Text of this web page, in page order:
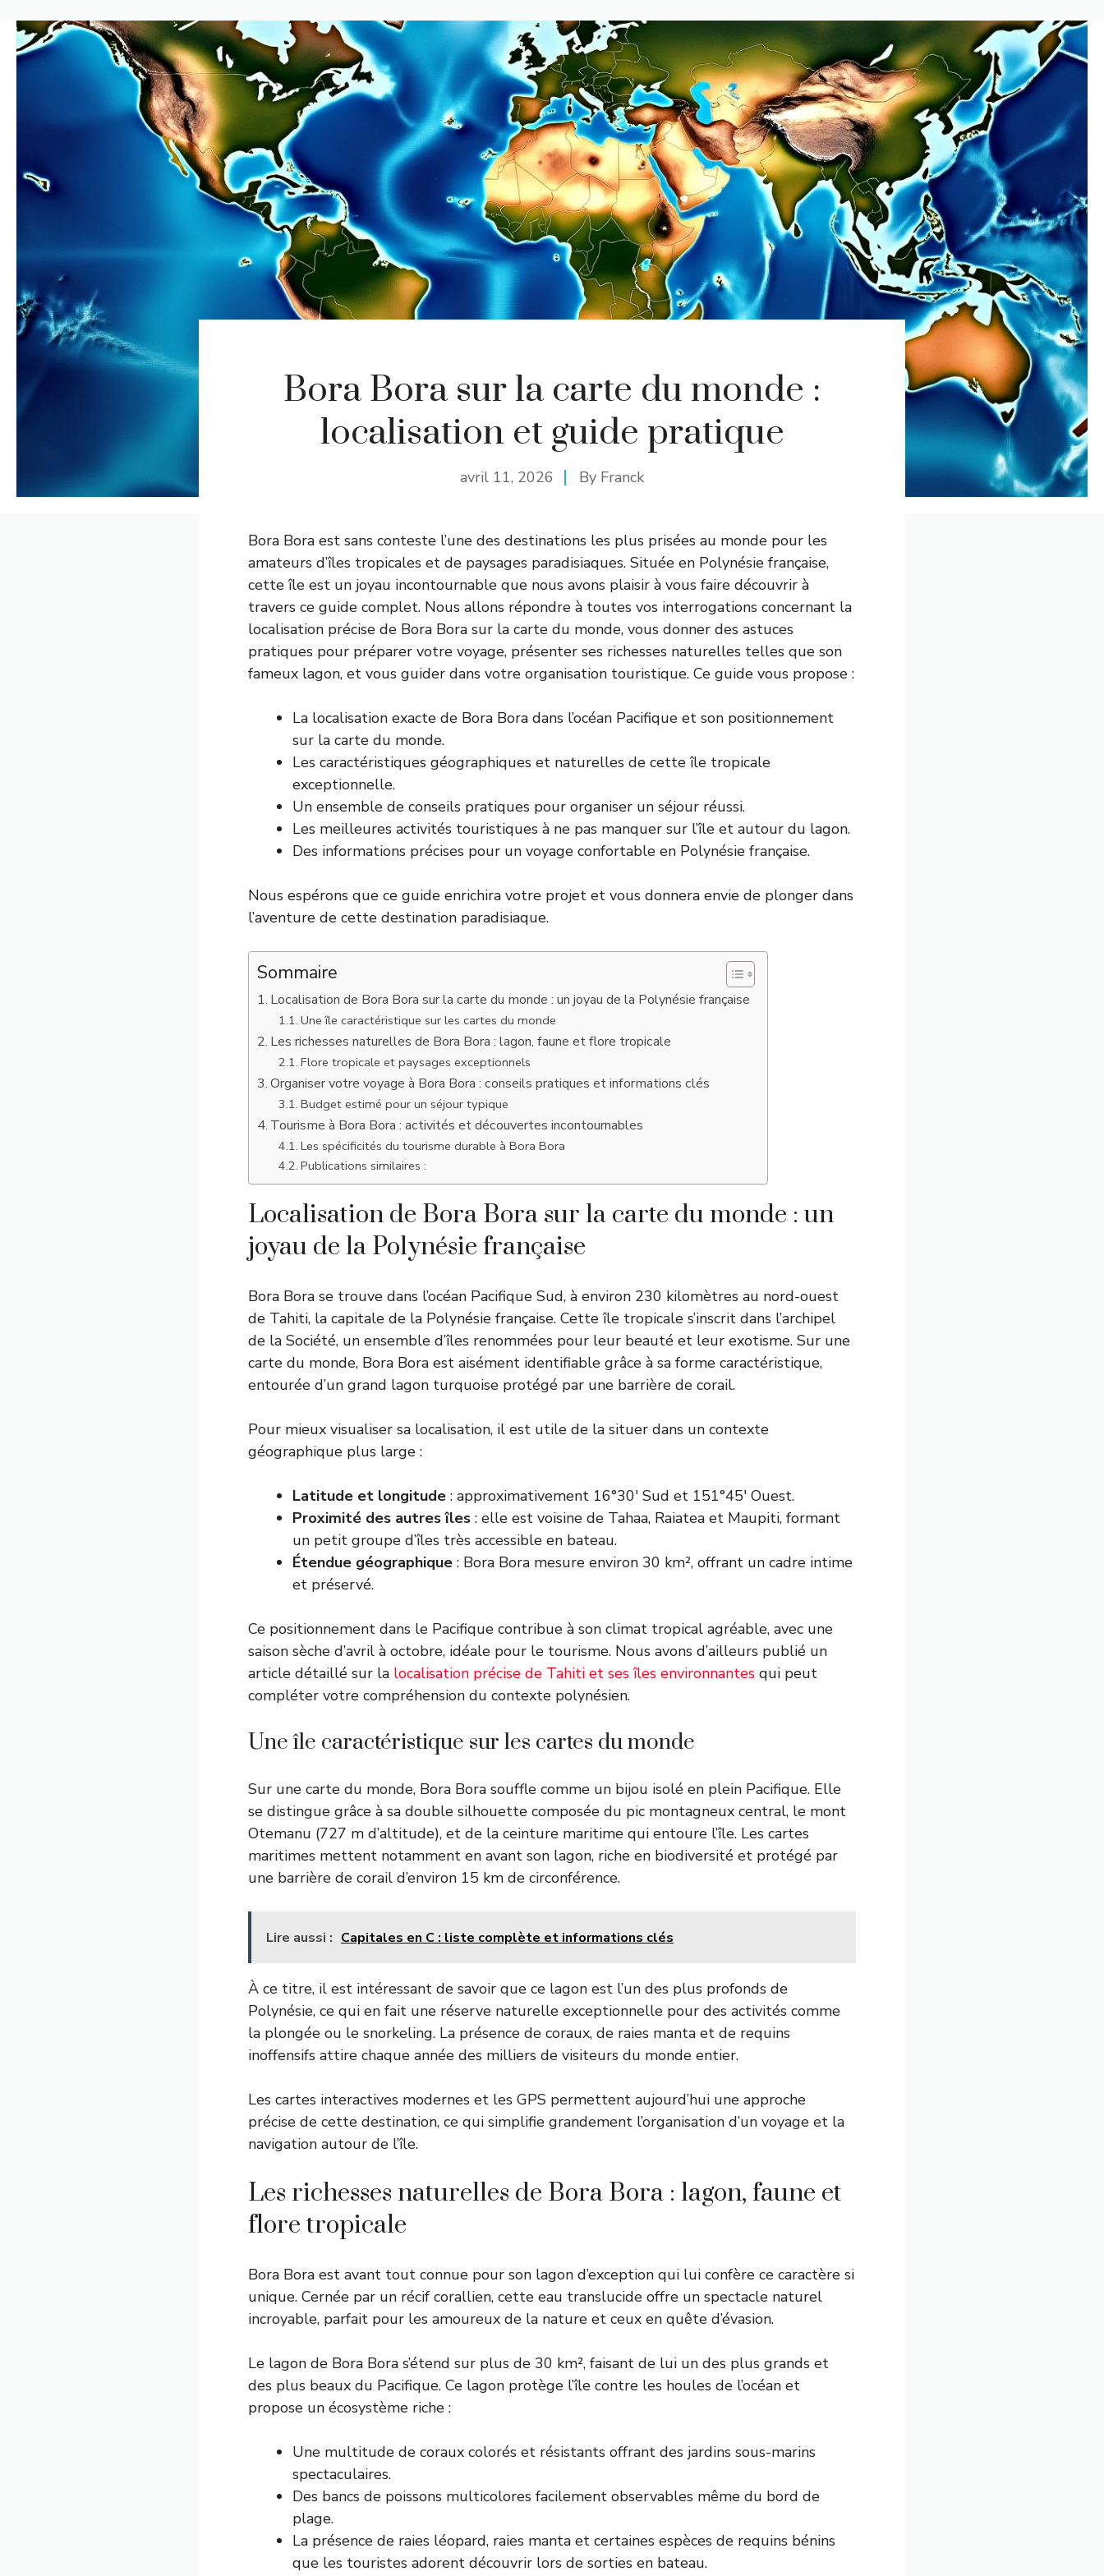
Bora Bora sur la carte du monde :
localisation et guide pratique
avril 11, 2026 By Franck
Bora Bora est sans conteste l’une des destinations les plus prisées au monde pour les
amateurs d’îles tropicales et de paysages paradisiaques. Située en Polynésie française,
cette île est un joyau incontournable que nous avons plaisir à vous faire découvrir à
travers ce guide complet. Nous allons répondre à toutes vos interrogations concernant la
localisation précise de Bora Bora sur la carte du monde, vous donner des astuces
pratiques pour préparer votre voyage, présenter ses richesses naturelles telles que son
fameux lagon, et vous guider dans votre organisation touristique. Ce guide vous propose :
La localisation exacte de Bora Bora dans l’océan Pacifique et son positionnement
sur la carte du monde.
Les caractéristiques géographiques et naturelles de cette île tropicale
exceptionnelle.
Un ensemble de conseils pratiques pour organiser un séjour réussi.
Les meilleures activités touristiques à ne pas manquer sur l’île et autour du lagon.
Des informations précises pour un voyage confortable en Polynésie française.
Nous espérons que ce guide enrichira votre projet et vous donnera envie de plonger dans
l’aventure de cette destination paradisiaque.
Sommaire
Localisation de Bora Bora sur la carte du monde : un joyau de la Polynésie française
Une île caractéristique sur les cartes du monde
Les richesses naturelles de Bora Bora : lagon, faune et flore tropicale
Flore tropicale et paysages exceptionnels
Organiser votre voyage à Bora Bora : conseils pratiques et informations clés
Budget estimé pour un séjour typique
Tourisme à Bora Bora : activités et découvertes incontournables
Les spécificités du tourisme durable à Bora Bora
Publications similaires :
Localisation de Bora Bora sur la carte du monde : un
joyau de la Polynésie française
Bora Bora se trouve dans l’océan Pacifique Sud, à environ 230 kilomètres au nord-ouest
de Tahiti, la capitale de la Polynésie française. Cette île tropicale s’inscrit dans l’archipel
de la Société, un ensemble d’îles renommées pour leur beauté et leur exotisme. Sur une
carte du monde, Bora Bora est aisément identifiable grâce à sa forme caractéristique,
entourée d’un grand lagon turquoise protégé par une barrière de corail.
Pour mieux visualiser sa localisation, il est utile de la situer dans un contexte
géographique plus large :
Latitude et longitude : approximativement 16°30′ Sud et 151°45′ Ouest.
Proximité des autres îles : elle est voisine de Tahaa, Raiatea et Maupiti, formant
un petit groupe d’îles très accessible en bateau.
Étendue géographique : Bora Bora mesure environ 30 km², offrant un cadre intime
et préservé.
Ce positionnement dans le Pacifique contribue à son climat tropical agréable, avec une
saison sèche d’avril à octobre, idéale pour le tourisme. Nous avons d’ailleurs publié un
article détaillé sur la localisation précise de Tahiti et ses îles environnantes qui peut
compléter votre compréhension du contexte polynésien.
Une île caractéristique sur les cartes du monde
Sur une carte du monde, Bora Bora souffle comme un bijou isolé en plein Pacifique. Elle
se distingue grâce à sa double silhouette composée du pic montagneux central, le mont
Otemanu (727 m d’altitude), et de la ceinture maritime qui entoure l’île. Les cartes
maritimes mettent notamment en avant son lagon, riche en biodiversité et protégé par
une barrière de corail d’environ 15 km de circonférence.
Lire aussi : Capitales en C : liste complète et informations clés
À ce titre, il est intéressant de savoir que ce lagon est l’un des plus profonds de
Polynésie, ce qui en fait une réserve naturelle exceptionnelle pour des activités comme
la plongée ou le snorkeling. La présence de coraux, de raies manta et de requins
inoffensifs attire chaque année des milliers de visiteurs du monde entier.
Les cartes interactives modernes et les GPS permettent aujourd’hui une approche
précise de cette destination, ce qui simplifie grandement l’organisation d’un voyage et la
navigation autour de l’île.
Les richesses naturelles de Bora Bora : lagon, faune et
flore tropicale
Bora Bora est avant tout connue pour son lagon d’exception qui lui confère ce caractère si
unique. Cernée par un récif corallien, cette eau translucide offre un spectacle naturel
incroyable, parfait pour les amoureux de la nature et ceux en quête d’évasion.
Le lagon de Bora Bora s’étend sur plus de 30 km², faisant de lui un des plus grands et
des plus beaux du Pacifique. Ce lagon protège l’île contre les houles de l’océan et
propose un écosystème riche :
Une multitude de coraux colorés et résistants offrant des jardins sous-marins
spectaculaires.
Des bancs de poissons multicolores facilement observables même du bord de
plage.
La présence de raies léopard, raies manta et certaines espèces de requins bénins
que les touristes adorent découvrir lors de sorties en bateau.